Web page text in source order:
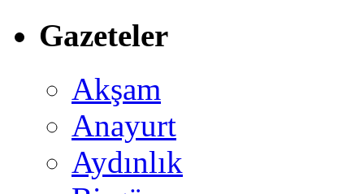
Gazeteler
Akşam
Anayurt
Aydınlık